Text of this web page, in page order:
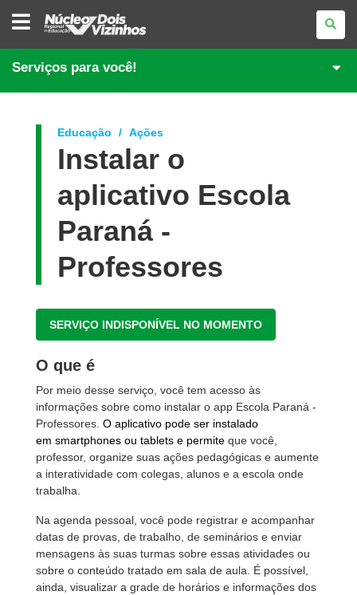
NÚCLEO
REGIONAL
EDUCAÇÃO
DE
DOIS
Serviços para você!
Educação Ações
Instalar o
aplicativo Escola
Paraná -
Professores
SERVIÇO INDISPONÍVEL NO MOMENTO
O que é
Por meio desse serviço, você tem acesso às
informações sobre como instalar o app Escola Paraná -
Professores. O aplicativo pode ser instalado
em smartphones ou tablets e permite que você,
professor, organize suas ações pedagógicas e aumente
a interatividade com colegas, alunos e a escola onde
trabalha.
Na agenda pessoal, você pode registrar e acompanhar
datas de provas, de trabalho, de seminários e enviar
mensagens às suas turmas sobre essas atividades ou
sobre o conteúdo tratado em sala de aula. É possível,
ainda, visualizar a grade de horários e informações dos